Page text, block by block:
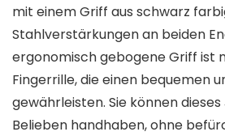
mit einem Griff aus schwarz
Stahlverstärkungen an beiden
ergonomisch gebogene Griff ist
Fingerrille, die einen bequemen
gewährleisten. Sie können
Belieben handhaben, ohne